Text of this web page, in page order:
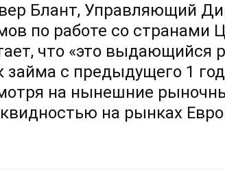
Блант, Управляющий
по работе со странами
что «это выдающийся
займа с предыдущего 1
на нынешние
на рынках